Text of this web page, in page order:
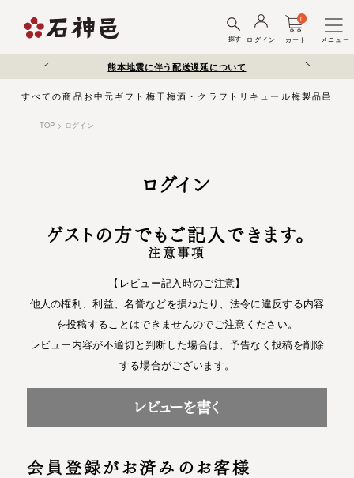
探す ログイン カート
0
メニュー
熊本地震に伴う配送遅延について 夏季休業のお知らせ
すべての商品 お中元 ギフト 梅干梅酒・クラフトリキュール梅製品邑じ
TOP ログイン
ログイン
ゲストの方でもご記入できます。
注意事項
【レビュー記入時のご注意】
他人の権利、利益、名誉などを損ねたり、法令に違反する内容
を投稿することはできませんのでご注意ください。
レビュー内容が不適切と判断した場合は、予告なく投稿を削除
する場合がございます。
レビューを書く
会員登録がお済みのお客様